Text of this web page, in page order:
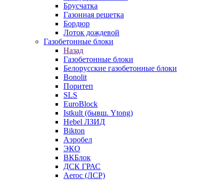
Брусчатка
Газонная решетка
Бордюр
Лоток дождевой
Газобетонные блоки
Назад
Газобетонные блоки
Белорусские газобетонные блоки
Bonolit
Поритеп
SLS
EuroBlock
Istkult (бывш. Ytong)
Hebel ЛЗИД
Bikton
Аэробел
ЭКО
ВКБлок
ДСК ГРАС
Aeroc (ЛСР)